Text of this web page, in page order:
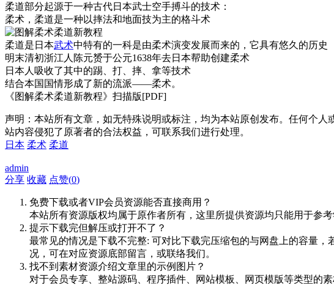
柔道部分起源于一种古代日本武士空手搏斗的技术：
柔术，柔道是一种以摔法和地面技为主的格斗术
柔道是日本武术中特有的一科是由柔术演变发展而来的，它具有悠久的历史
明末清初浙江人陈元赟于公元1638年去日本帮助创建柔术
日本人吸收了其中的踢、打、摔、拿等技术
结合本国国情形成了新的流派——柔术。
《图解柔术柔道新教程》扫描版[PDF]
声明：本站所有文章，如无特殊说明或标注，均为本站原创发布。任何个
站内容侵犯了原著者的合法权益，可联系我们进行处理。
日本 柔术 柔道
admin
分享 收藏 点赞(0)
免费下载或者VIP会员资源能否直接商用？
本站所有资源版权均属于原作者所有，这里所提供资源均只能用于参
提示下载完但解压或打开不了？
最常见的情况是下载不完整: 可对比下载完压缩包的与网盘上的容量
况，可在对应资源底部留言，或联络我们。
找不到素材资源介绍文章里的示例图片？
对于会员专享、整站源码、程序插件、网站模板、网页模版等类型的